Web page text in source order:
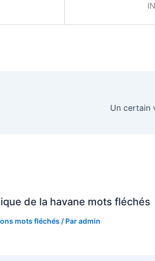
Un certain
de la havane mots fléchés
mots fléchés / Paradmin